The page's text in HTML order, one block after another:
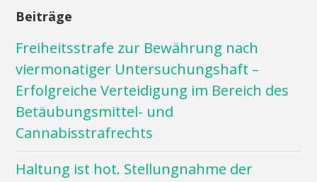
Beiträge
Freiheitsstrafe zur Bewährung nach
viermonatiger Untersuchungshaft –
Erfolgreiche Verteidigung im Bereich des
Betäubungsmittel- und
Cannabisstrafrechts
Haltung ist hot. Stellungnahme der